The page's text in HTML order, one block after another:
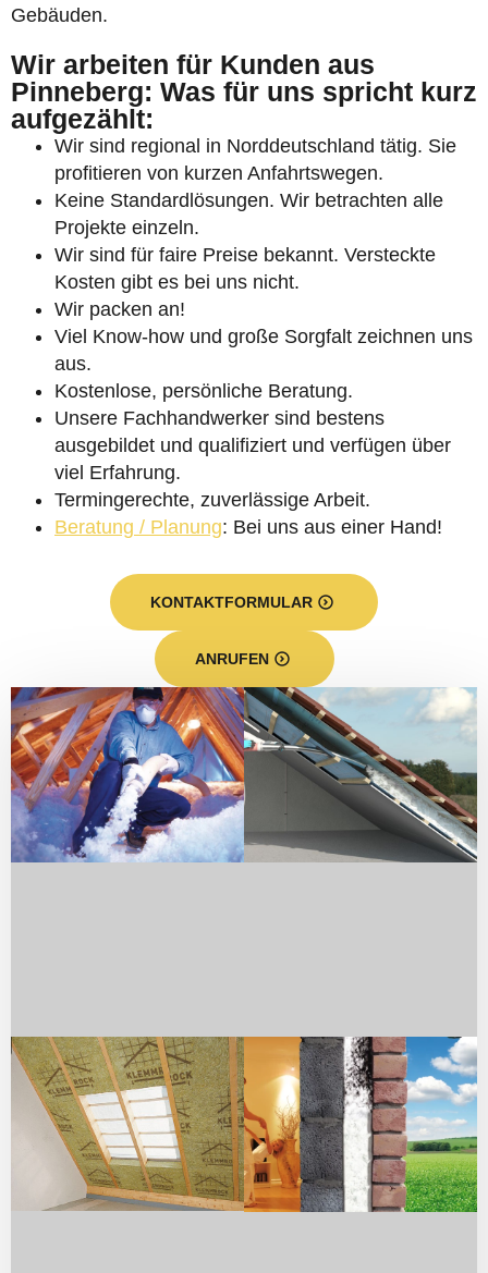
Gebäuden.
Wir arbeiten für Kunden aus
Pinneberg: Was für uns spricht kurz
aufgezählt:
Wir sind regional in Norddeutschland tätig. Sie
profitieren von kurzen Anfahrtswegen.
Keine Standardlösungen. Wir betrachten alle
Projekte einzeln.
Wir sind für faire Preise bekannt. Versteckte
Kosten gibt es bei uns nicht.
Wir packen an!
Viel Know-how und große Sorgfalt zeichnen uns
aus.
Kostenlose, persönliche Beratung.
Unsere Fachhandwerker sind bestens
ausgebildet und qualifiziert und verfügen über
viel Erfahrung.
Termingerechte, zuverlässige Arbeit.
Beratung / Planung: Bei uns aus einer Hand!
KONTAKTFORMULAR
ANRUFEN